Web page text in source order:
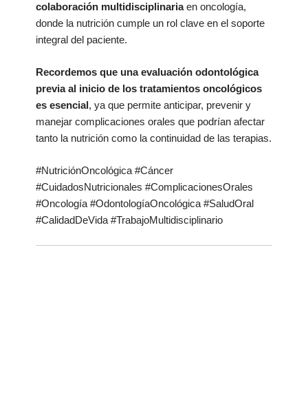
colaboración multidisciplinariaen oncología,
donde la nutrición cumple un rol clave en el soporte
integral del paciente.
Recordemos que una evaluación odontológica
previa al inicio de los tratamientos oncológicos
es esencial , ya que permite anticipar, prevenir y
manejar complicaciones orales que podrían afectar
tanto la nutrición como la continuidad de las terapias.
#NutriciónOncológica #Cáncer
#CuidadosNutricionales #ComplicacionesOrales
#Oncología #OdontologíaOncológica #SaludOral
#CalidadDeVida #TrabajoMultidisciplinario